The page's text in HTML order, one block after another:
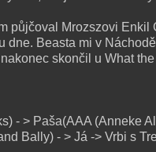
půjčoval Mrozszovi Enkil
dne. Beasta mi v
skončil u What
- > Paša(AAA (Anneke
Bally) - > Já -> Vrbi s